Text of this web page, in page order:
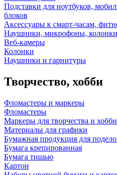
Подставки для ноутбуков,
блоков
Аксессуары к смарт-часам,
Наушники, микрофоны,
Веб-камеры
Колонки
Наушники и гарнитуры
Творчество, хобби
Фломастеры и маркеры
Фломастеры
Маркеры для творчества и хобби
Материалы для графики
Бумажная продукция для
Бумага крепированная
Бумага тишью
Картон